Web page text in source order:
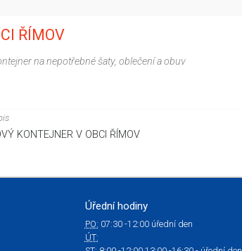
ŘÍMOV
na nepotřebné šaty, oblečení a obuv
KONTEJNER V OBCI ŘÍMOV
Úřední hodiny
PO: 07:30 -12:00 úřední den
ÚT: